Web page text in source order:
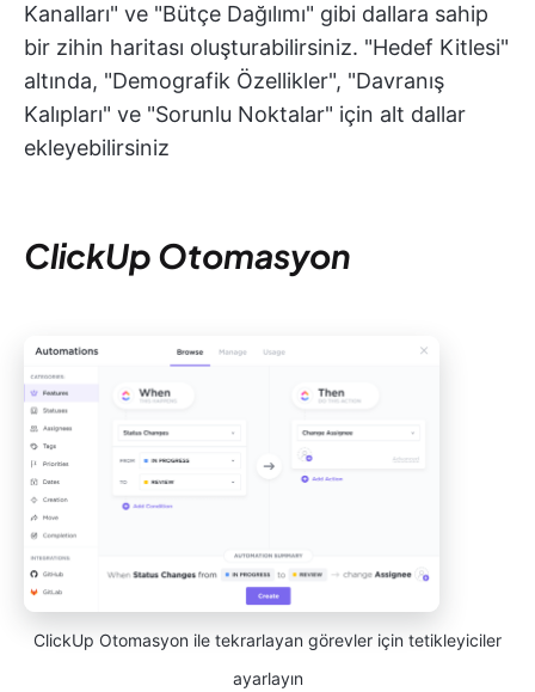
Kanalları" ve "Bütçe Dağılımı" gibi dallara sahip
bir zihin haritası oluşturabilirsiniz. "Hedef Kitlesi"
altında, "Demografik Özellikler", "Davranış
Kalıpları" ve "Sorunlu Noktalar" için alt dallar
ekleyebilirsiniz
ClickUp Otomasyon
ClickUp Otomasyon ile tekrarlayan görevler için tetikleyiciler
ayarlayın